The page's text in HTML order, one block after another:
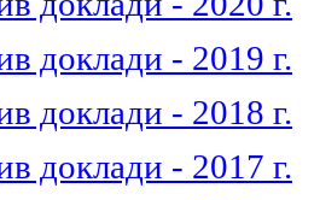
доклади - 2019 г.
доклади - 2018 г.
доклади - 2017 г.